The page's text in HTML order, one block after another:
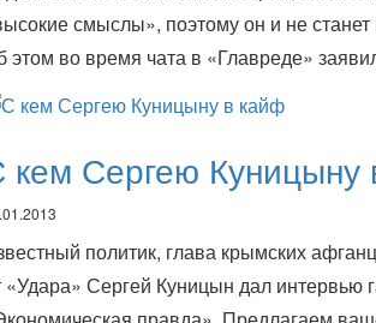
смыслы», поэтому он и не станет
этом во время чата в «Главреде»
кем Сергею Куницыну
политик, глава крымских
«Удара» Сергей Куницын дал интервью